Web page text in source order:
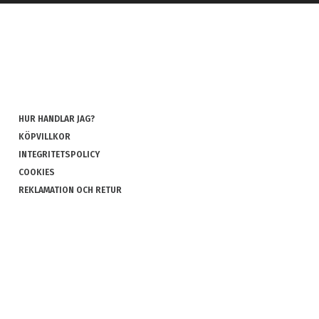
HUR HANDLAR JAG?
KÖPVILLKOR
INTEGRITETSPOLICY
COOKIES
REKLAMATION OCH RETUR